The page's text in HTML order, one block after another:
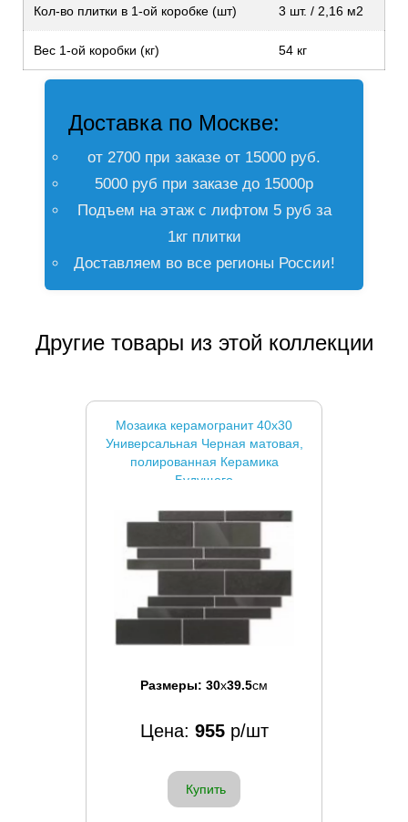
Кол-во плитки в 1-ой коробке (шт) 3 шт. / 2,16 м2
Вес 1-ой коробки (кг) 54 кг
Доставка по Москве:
от 2700 при заказе от 15000 руб.
5000 руб при заказе до 15000р
Подъем на этаж с лифтом 5 руб за
1кг плитки
Доставляем во все регионы России!
Другие товары из этой коллекции
Мозаика керамогранит 40x30
Универсальная Черная матовая,
полированная Керамика
Будущего
Размеры: 30x39.5см
Цена: 955р/шт
Купить